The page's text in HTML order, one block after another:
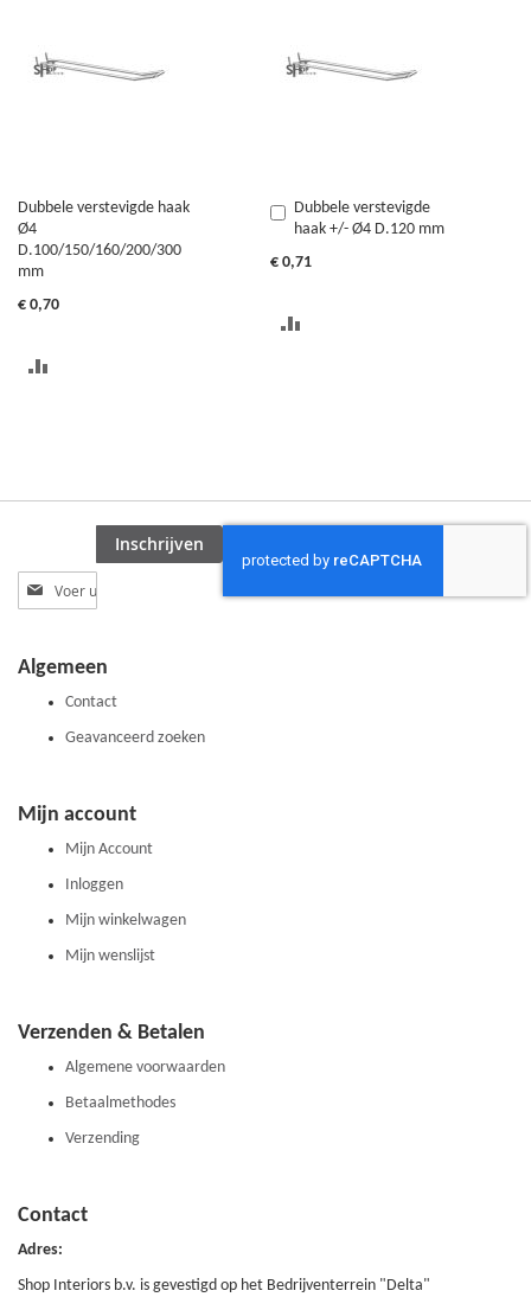
Dubbele verstevigde haak
Ø4
D.100/150/160/200/300
mm
€ 0,70
Dubbele verstevigde
haak +/- Ø4 D.120 mm
€ 0,71
In
Winkelwagen
Abonneer
u
nieuwsbrief
Inschrijven
Algemeen
Contact
Geavanceerd zoeken
Mijn account
Mijn Account
Inloggen
Mijn winkelwagen
Mijn wenslijst
Verzenden & Betalen
Algemene voorwaarden
Betaalmethodes
Verzending
Contact
Adres:
Shop Interiors b.v. is gevestigd op het Bedrijventerrein "Delta"